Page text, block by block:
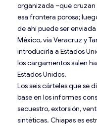
organizada –que
esa frontera porosa;
de ahí puede ser
México, vía Veracruz y
introducirla a Estados
los cargamentos salen
Estados Unidos.
Los seis cárteles que se
base en los informes
secuestro, extorsión,
sintéticas. Chiapas es